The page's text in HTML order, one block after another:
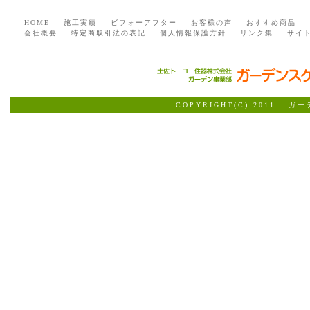
HOME 施工実績 ビフォーアフター お客様の声
おすすめ商品
会社概要
特定商取引法の表記 個人情報保護方針 リンク集 サイ
COPYRIGHT(C) 2011 ガー